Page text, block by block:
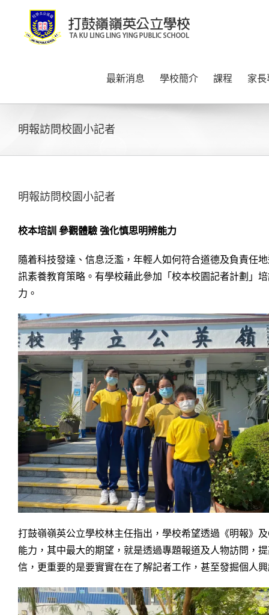
content
最新消息 學校簡介 課程 家
明報訪問校園小記者
明報訪問校園小記者
校本培訓 參觀體驗 強化慎思明辨能力
隨着科技發達、信息泛濫，年輕人如何符合道德及負責任
訊素養教育策略。有學校藉此參加「校本校園記者計劃」
力。
打鼓嶺嶺英公立學校林主任指出，學校希望透過《明報》
能力，其中最大的期望，就是透過專題報道及人物訪問，
信，更重要的是要實實在在了解記者工作，甚至發掘個人